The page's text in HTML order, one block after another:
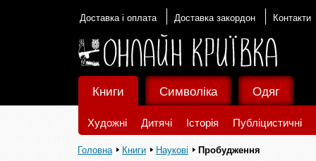
Доставка і оплата Доставка закордон Контакти
Книги
Художні Дитячі Історія Публіцистичні
Символіка Одяг
Головна Книги Наукові Пробудження